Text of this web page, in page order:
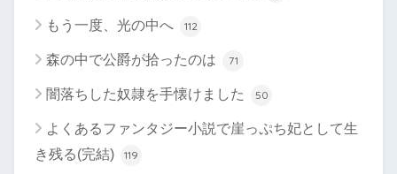
もう一度、光の中へ 112
森の中で公爵が拾ったのは 71
闇落ちした奴隷を手懐けました 50
よくあるファンタジー小説で崖っぷち妃として生
き残る(完結)
119